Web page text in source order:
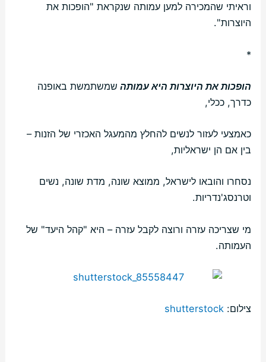
וראיתי שהמכירה למען עמותה שנקראת "הופכות את
היוצרות".
*
הופכות את היוצרות היא עמותה שמשתמשת באופנה
כדרך, ככלי,
כאמצעי לעזור לנשים להחלץ מהמעגל האכזרי של הזנות –
בין אם הן ישראליות,
נסחרו והובאו לישראל, ממוצא שונה, מדת שונה, נשים
וטרנסג'נדריות.
מי שצריכה עזרה ורוצה לקבל עזרה – היא "קהל היעד" של
העמותה.
צילום:shutterstock